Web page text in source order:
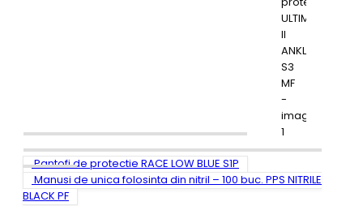
Pantofi de protectie RACE LOW BLUE S1P
Manusi de unica folosinta din nitril – 100 buc. PPS NITRILE
BLACK PF